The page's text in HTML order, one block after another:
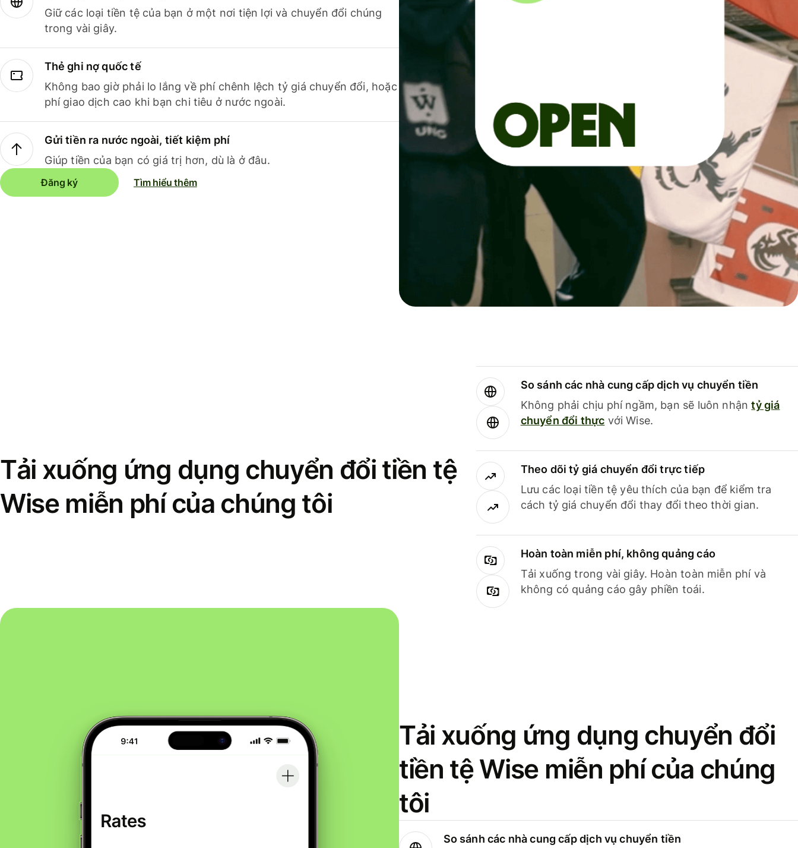
Giữ các loại tiền tệ của bạn ở một nơi tiện lợi và chuyển đổi chúng
trong vài giây.
Thẻ ghi nợ quốc tế
Không bao giờ phải lo lắng về phí chênh lệch tỷ giá chuyển đổi, hoặc
phí giao dịch cao khi bạn chi tiêu ở nước ngoài.
Gửi tiền ra nước ngoài, tiết kiệm phí
Giúp tiền của bạn có giá trị hơn, dù là ở đâu.
Đăng ký Tìm hiểu thêm
Tải xuống ứng dụng chuyển đổi tiền tệ
Wise miễn phí của chúng tôi
So sánh các nhà cung cấp dịch vụ chuyển tiền
Không phải chịu phí ngầm, bạn sẽ luôn nhậntỷ giá
chuyển đổi thực với Wise.
Theo dõi tỷ giá chuyển đổi trực tiếp
Lưu các loại tiền tệ yêu thích của bạn để kiểm tra
cách tỷ giá chuyển đổi thay đổi theo thời gian.
Hoàn toàn miễn phí, không quảng cáo
Tải xuống trong vài giây. Hoàn toàn miễn phí và
không có quảng cáo gây phiền toái.
Tải xuống ứng dụng chuyển đổi
tiền tệ Wise miễn phí của chúng
tôi
So sánh các nhà cung cấp dịch vụ chuyển tiền